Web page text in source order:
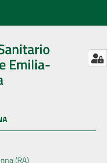
Emilia-
(RA)